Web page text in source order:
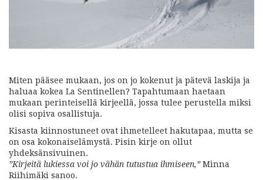
Miten pääsee mukaan, jos on jo kokenut ja pätevä laskija ja
haluaa kokea La Sentinellen? Tapahtumaan haetaan
mukaan perinteisellä kirjeellä, jossa tulee perustella miksi
olisi sopiva osallistuja.
Kisasta kiinnostuneet ovat ihmetelleet hakutapaa, mutta se
on osa kokonaiselämystä. Pisin kirje on ollut
yhdeksänsivuinen.
”Kirjeitä lukiessa voi jo vähän tutustua ihmiseen,”Minna
Riihimäki sanoo.